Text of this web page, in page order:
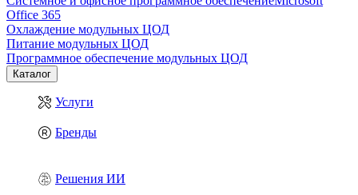
Office 365
Охлаждение модульных ЦОД
Питание модульных ЦОД
Программное обеспечение модульных ЦОД
Каталог
Услуги
Бренды
Решения ИИ